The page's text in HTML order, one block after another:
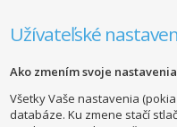
Užívateľské
Ako zmením svoje
Všetky Vaše nastavenia
databáze. Ku zmene stačí